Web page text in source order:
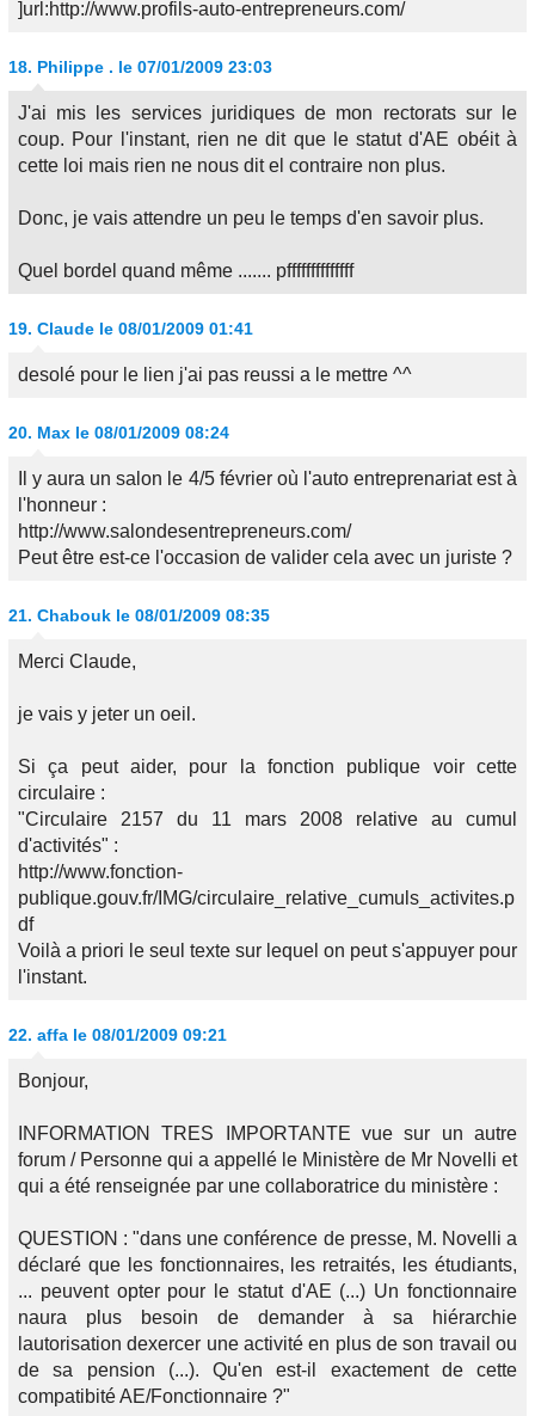
]url:http://www.profils-auto-entrepreneurs.com/
18. Philippe . le 07/01/2009 23:03
J'ai mis les services juridiques de mon rectorats sur le
coup. Pour l'instant, rien ne dit que le statut d'AE obéit à
cette loi mais rien ne nous dit el contraire non plus.
Donc, je vais attendre un peu le temps d'en savoir plus.
Quel bordel quand même ....... pffffffffffffff
19. Claude le 08/01/2009 01:41
desolé pour le lien j'ai pas reussi a le mettre ^^
20. Max le 08/01/2009 08:24
Il y aura un salon le 4/5 février où l'auto entreprenariat est à
l'honneur :
http://www.salondesentrepreneurs.com/
Peut être est-ce l'occasion de valider cela avec un juriste ?
21. Chabouk le 08/01/2009 08:35
Merci Claude,
je vais y jeter un oeil.
Si ça peut aider, pour la fonction publique voir cette
circulaire :
"Circulaire 2157 du 11 mars 2008 relative au cumul
d'activités" :
http://www.fonction-
publique.gouv.fr/IMG/circulaire_relative_cumuls_activites.p
df
Voilà a priori le seul texte sur lequel on peut s'appuyer pour
l'instant.
22. affa le 08/01/2009 09:21
Bonjour,
INFORMATION TRES IMPORTANTE vue sur un autre
forum / Personne qui a appellé le Ministère de Mr Novelli et
qui a été renseignée par une collaboratrice du ministère :
QUESTION : "dans une conférence de presse, M. Novelli a
déclaré que les fonctionnaires, les retraités, les étudiants,
... peuvent opter pour le statut d'AE (...) Un fonctionnaire
naura plus besoin de demander à sa hiérarchie
lautorisation dexercer une activité en plus de son travail ou
de sa pension (...). Qu'en est-il exactement de cette
compatibité AE/Fonctionnaire ?"